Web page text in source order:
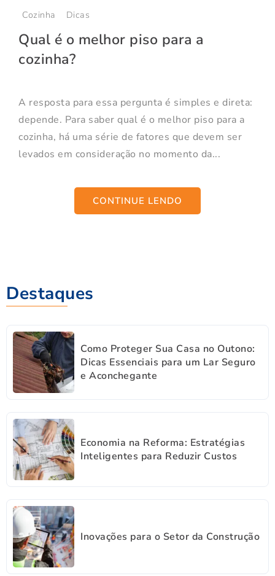
Cozinha
Dicas
Qual é o melhor piso para a
cozinha?
A resposta para essa pergunta é simples e direta:
depende. Para saber qual é o melhor piso para a
cozinha, há uma série de fatores que devem ser
levados em consideração no momento da...
CONTINUE LENDO
Destaques
Como Proteger Sua Casa no Outono:
Dicas Essenciais para um Lar Seguro
e Aconchegante
Economia na Reforma: Estratégias
Inteligentes para Reduzir Custos
Inovações para o Setor da Construção